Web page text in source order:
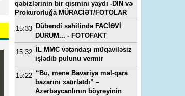
qəbizlərinin bir qismini yaydı -DİN və
Prokurorluğa MÜRACİƏT/FOTOLAR
15:33 Dübəndi sahilində FACİƏVİ
DURUM... - FOTOFAKT
15:32
İL MMC vətəndaşı müqaviləsiz
işlədib pulunu vermir
15:22 “Bu, mənə Bavariya mal-qara
bazarını xatırlatdı” –
Azərbaycanlının böyrəyinin